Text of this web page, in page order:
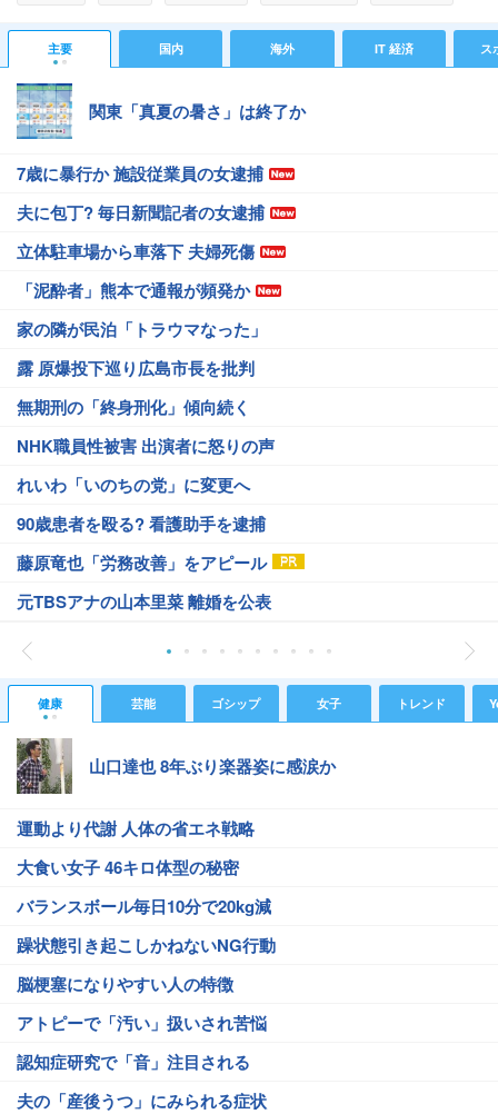
#エンジニア
#コーヒー #スロバキア
#ストリートビュー
#オーストリア #コロンビア #mina #GPS
主要 国内 海外 IT 経済 ス
関東「真夏の暑さ」は終了か
7歳に暴行か 施設従業員の女逮捕
夫に包丁? 毎日新聞記者の女逮捕
立体駐車場から車落下 夫婦死傷
「泥酔者」熊本で通報が頻発か
家の隣が民泊「トラウマなった」
露 原爆投下巡り広島市長を批判
無期刑の「終身刑化」傾向続く
NHK職員性被害 出演者に怒りの声
れいわ「いのちの党」に変更へ
90歳患者を殴る? 看護助手を逮捕
藤原竜也「労務改善」をアピール
元TBSアナの山本里菜 離婚を公表
健康 芸能 ゴシップ 女子 トレンド
山口達也 8年ぶり楽器姿に感涙か
運動より代謝 人体の省エネ戦略
大食い女子 46キロ体型の秘密
バランスボール毎日10分で20kg減
躁状態引き起こしかねないNG行動
脳梗塞になりやすい人の特徴
アトピーで「汚い」扱いされ苦悩
認知症研究で「音」注目される
夫の「産後うつ」にみられる症状